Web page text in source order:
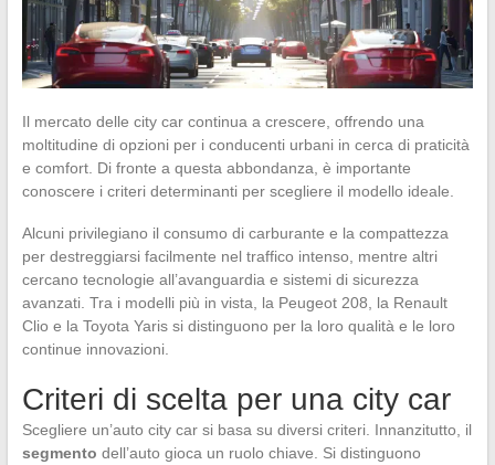
Il mercato delle city car continua a crescere, offrendo una
moltitudine di opzioni per i conducenti urbani in cerca di praticità
e comfort. Di fronte a questa abbondanza, è importante
conoscere i criteri determinanti per scegliere il modello ideale.
Alcuni privilegiano il consumo di carburante e la compattezza
per destreggiarsi facilmente nel traffico intenso, mentre altri
cercano tecnologie all’avanguardia e sistemi di sicurezza
avanzati. Tra i modelli più in vista, la Peugeot 208, la Renault
Clio e la Toyota Yaris si distinguono per la loro qualità e le loro
continue innovazioni.
Criteri di scelta per una city car
Scegliere un’auto city car si basa su diversi criteri. Innanzitutto, il
segmento dell’auto gioca un ruolo chiave. Si distinguono